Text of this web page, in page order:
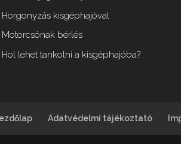
Horgonyzás kisgéphajóval
Motorcsónak bérlés
Hol lehet tankolni a kisgéphajóba?
Adatvédelmi tájékoztató